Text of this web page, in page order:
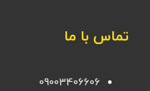
تماس با ما
09003406606